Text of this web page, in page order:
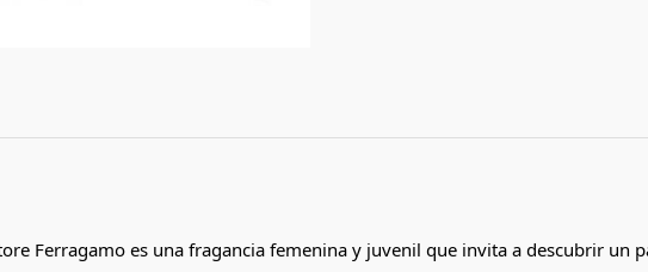
Ferragamo es una fragancia femenina y juvenil que invita a descubrir un